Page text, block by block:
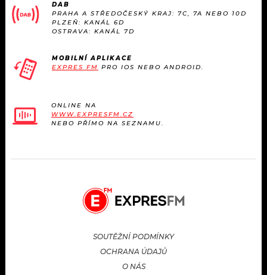
DAB
PRAHA A STŘEDOČESKÝ KRAJ: 7C, 7A NEBO 10D
PLZEŇ: KANÁL 6D
OSTRAVA: KANÁL 7D
MOBILNÍ APLIKACE
EXPRES FM PRO IOS NEBO ANDROID.
ONLINE NA
WWW.EXPRESFM.CZ
NEBO PŘÍMO NA SEZNAMU.
SOUTĚŽNÍ PODMÍNKY
OCHRANA ÚDAJŮ
O NÁS